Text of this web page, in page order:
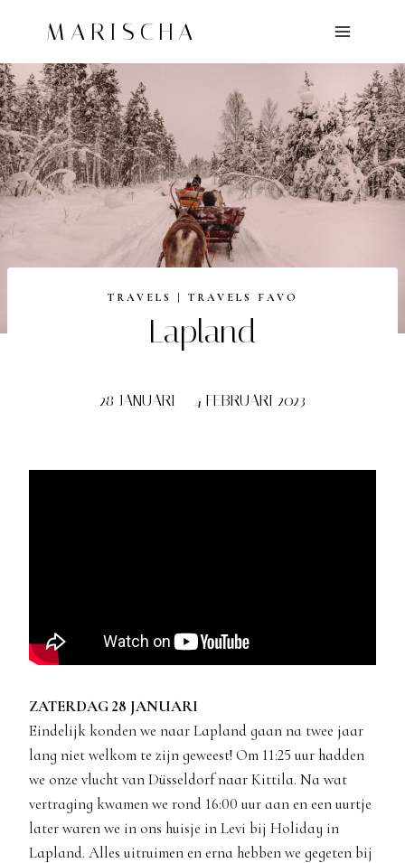
inhoud
MARISCHA
TRAVELS | TRAVELS FAVO
Lapland
28 JANUARI – 4 FEBRUARI 2023
ZATERDAG 28 JANUARI
Eindelijk konden we naar Lapland gaan na twee jaar
lang niet welkom te zijn geweest! Om 11:25 uur hadden
we onze vlucht van Düsseldorf naar Kittila. Na wat
vertraging kwamen we rond 16:00 uur aan en een uurtje
later waren we in ons huisje in Levi bij Holiday in
Lapland. Alles uitruimen en erna hebben we gegeten bij